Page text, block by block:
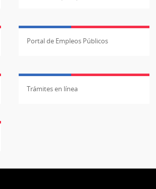
Portal de Empleos Públicos
Trámites en línea